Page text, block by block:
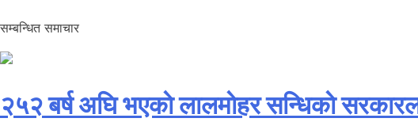
सम्बन्धित समाचार
२५२ बर्ष अघि भएकाे लालमाेहर सन्धिकाे